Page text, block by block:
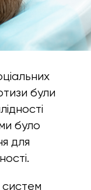
були
було
для
систем